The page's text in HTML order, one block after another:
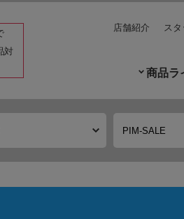
対
店舗紹介 ス
商品ラ